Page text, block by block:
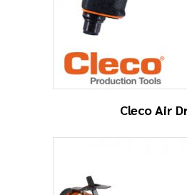
Cleco Air